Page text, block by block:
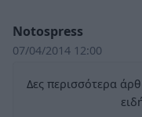
Notospress
07/04/2014 12:00
Δες περισσότερα